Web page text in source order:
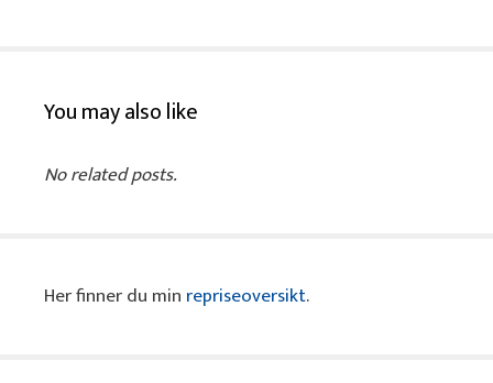
You may also like
No related posts.
Her finner du min repriseoversikt.